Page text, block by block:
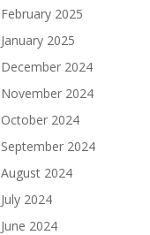
February 2025
January 2025
December 2024
November 2024
October 2024
September 2024
August 2024
July 2024
June 2024